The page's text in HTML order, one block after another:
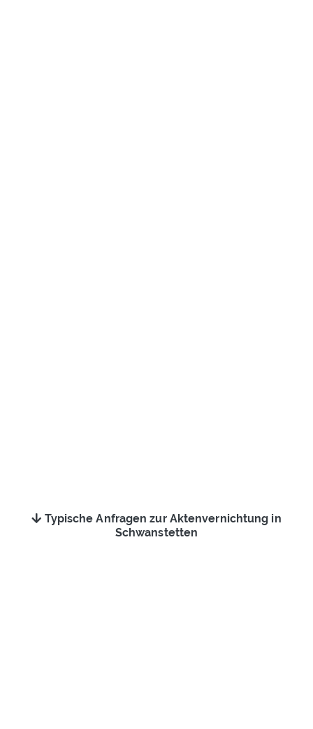
Typische Anfragen zur Aktenvernichtung in
Schwanstetten